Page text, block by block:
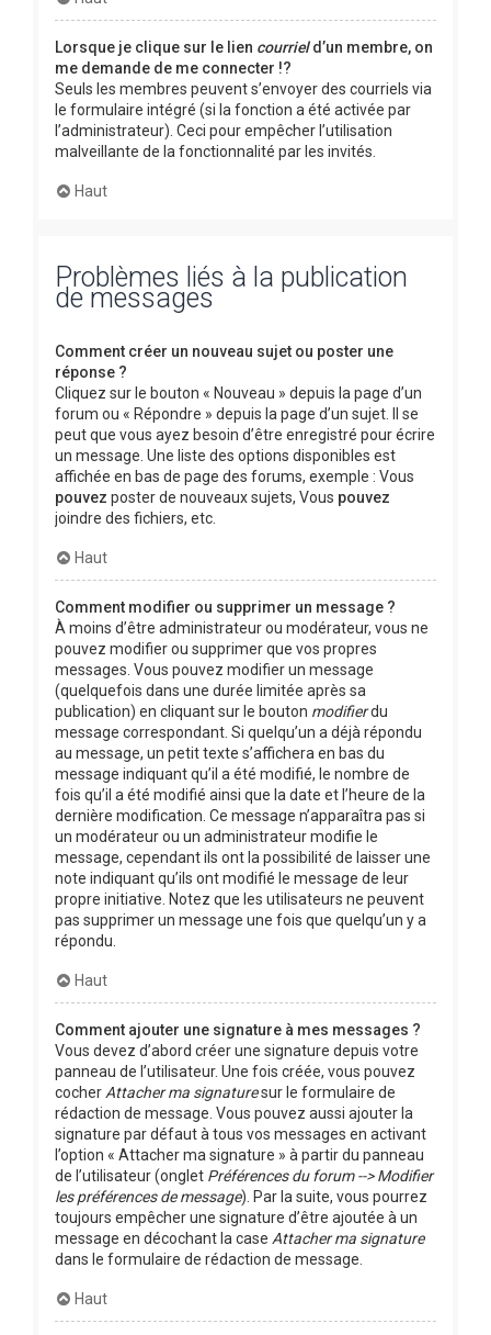
Lorsque je clique sur le lien courrield’un membre, on
me demande de me connecter !?
Seuls les membres peuvent s’envoyer des courriels via
le formulaire intégré (si la fonction a été activée par
l’administrateur). Ceci pour empêcher l’utilisation
malveillante de la fonctionnalité par les invités.
Haut
Problèmes liés à la publication
de messages
Comment créer un nouveau sujet ou poster une
réponse ?
Cliquez sur le bouton « Nouveau » depuis la page d’un
forum ou « Répondre » depuis la page d’un sujet. Il se
peut que vous ayez besoin d’être enregistré pour écrire
un message. Une liste des options disponibles est
affichée en bas de page des forums, exemple : Vous
pouvez poster de nouveaux sujets, Vous pouvez
joindre des fichiers, etc.
Haut
Comment modifier ou supprimer un message ?
À moins d’être administrateur ou modérateur, vous ne
pouvez modifier ou supprimer que vos propres
messages. Vous pouvez modifier un message
(quelquefois dans une durée limitée après sa
publication) en cliquant sur le bouton modifierdu
message correspondant. Si quelqu’un a déjà répondu
au message, un petit texte s’affichera en bas du
message indiquant qu’il a été modifié, le nombre de
fois qu’il a été modifié ainsi que la date et l’heure de la
dernière modification. Ce message n’apparaîtra pas si
un modérateur ou un administrateur modifie le
message, cependant ils ont la possibilité de laisser une
note indiquant qu’ils ont modifié le message de leur
propre initiative. Notez que les utilisateurs ne peuvent
pas supprimer un message une fois que quelqu’un y a
répondu.
Haut
Comment ajouter une signature à mes messages ?
Vous devez d’abord créer une signature depuis votre
panneau de l’utilisateur. Une fois créée, vous pouvez
cocher Attacher ma signaturesur le formulaire de
rédaction de message. Vous pouvez aussi ajouter la
signature par défaut à tous vos messages en activant
l’option « Attacher ma signature » à partir du panneau
de l’utilisateur (onglet Préférences du forum --> Modifier
les préférences de message). Par la suite, vous pourrez
toujours empêcher une signature d’être ajoutée à un
message en décochant la case Attacher ma signature
dans le formulaire de rédaction de message.
Haut